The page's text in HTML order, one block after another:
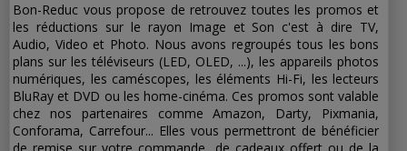
Bon-Reduc vous propose de retrouvez toutes les promos et
les réductions sur le rayon Image et Son c'est à dire TV,
Audio, Video et Photo. Nous avons regroupés tous les bons
plans sur les téléviseurs (LED, OLED, ...), les appareils photos
numériques, les caméscopes, les éléments Hi-Fi, les lecteurs
BluRay et DVD ou les home-cinéma. Ces promos sont valable
chez nos partenaires comme Amazon, Darty, Pixmania,
Conforama, Carrefour... Elles vous permettront de bénéficier